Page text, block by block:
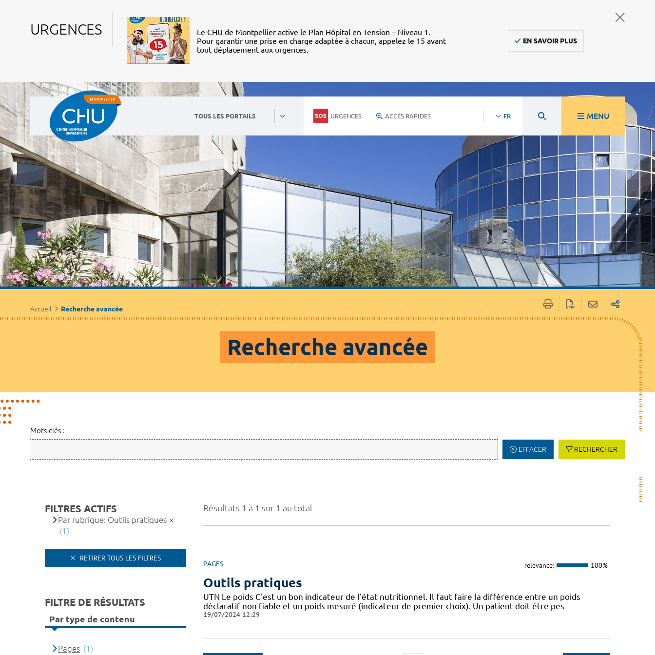
URGENCES
Le CHU de Montpellier active le Plan Hôpital en Tension – Niveau 1.
Pour garantir une prise en charge adaptée à chacun, appelez le 15 avant
tout déplacement aux urgences.
EN SAVOIR PLUS
TOUS LES PORTAILS URGENCES ACCÈS RAPIDES FR MENU
Accueil Recherche avancée
Recherche avancée
Mots-clés :
EFFACER RECHERCHER
Résultats 1 à 1 sur 1 au total
PAGES relevance: 100%
Outils pratiques
UTN Le poids C'est un bon indicateur de l'état nutritionnel. Il faut faire la différence entre un poids
déclaratif non fiable et un poids mesuré (indicateur de premier choix). Un patient doit être pes
19/07/2024 12:29
FILTRES ACTIFS
Par rubrique: Outils pratiques
(1)
RETIRER TOUS LES FILTRES
FILTRE DE RÉSULTATS
Par type de contenu
Pages (1)